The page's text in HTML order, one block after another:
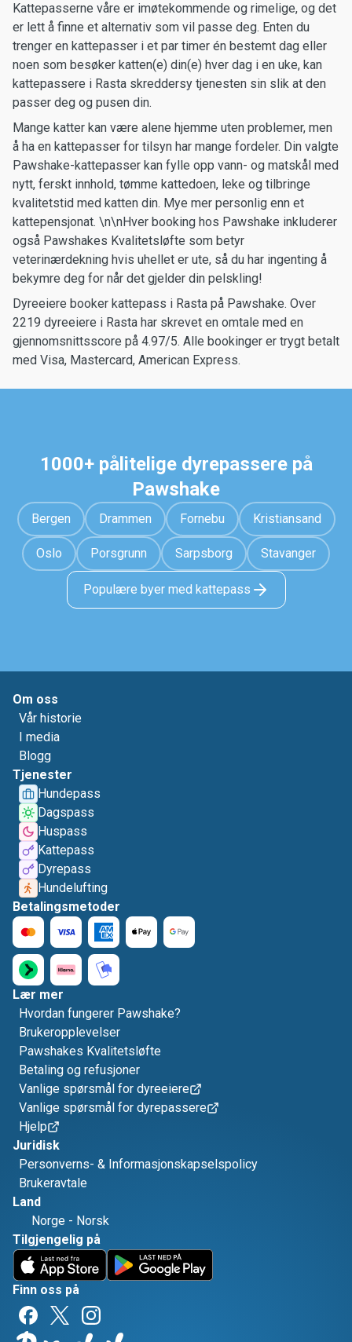
Kattepasserne våre er imøtekommende og rimelige, og det
er lett å finne et alternativ som vil passe deg. Enten du
trenger en kattepasser i et par timer én bestemt dag eller
noen som besøker katten(e) din(e) hver dag i en uke, kan
kattepassere i Rasta skreddersy tjenesten sin slik at den
passer deg og pusen din.
Mange katter kan være alene hjemme uten problemer, men
å ha en kattepasser for tilsyn har mange fordeler. Din valgte
Pawshake-kattepasser kan fylle opp vann- og matskål med
nytt, ferskt innhold, tømme kattedoen, leke og tilbringe
kvalitetstid med katten din. Mye mer personlig enn et
kattepensjonat. \n\nHver booking hos Pawshake inkluderer
også Pawshakes Kvalitetsløfte som betyr
veterinærdekning hvis uhellet er ute, så du har ingenting å
bekymre deg for når det gjelder din pelskling!
Dyreeiere booker kattepass i Rasta på Pawshake. Over
2219 dyreeiere i Rasta har skrevet en omtale med en
gjennomsnittsscore på 4.97/5. Alle bookinger er trygt betalt
med Visa, Mastercard, American Express.
1000+ pålitelige dyrepassere på
Pawshake
Bergen Drammen Fornebu Kristiansand
Oslo Porsgrunn Sarpsborg Stavanger
Populære byer med kattepass
Om oss
Vår historie
I media
Blogg
Tjenester
Hundepass
Dagspass
Huspass
Kattepass
Dyrepass
Hundelufting
Betalingsmetoder
Lær mer
Hvordan fungerer Pawshake?
Brukeropplevelser
Pawshakes Kvalitetsløfte
Betaling og refusjoner
Vanlige spørsmål for dyreeiere
Vanlige spørsmål for dyrepassere
Hjelp
Juridisk
Personverns- & Informasjonskapselspolicy
Brukeravtale
Land
Norge - Norsk
Tilgjengelig på
Finn oss på